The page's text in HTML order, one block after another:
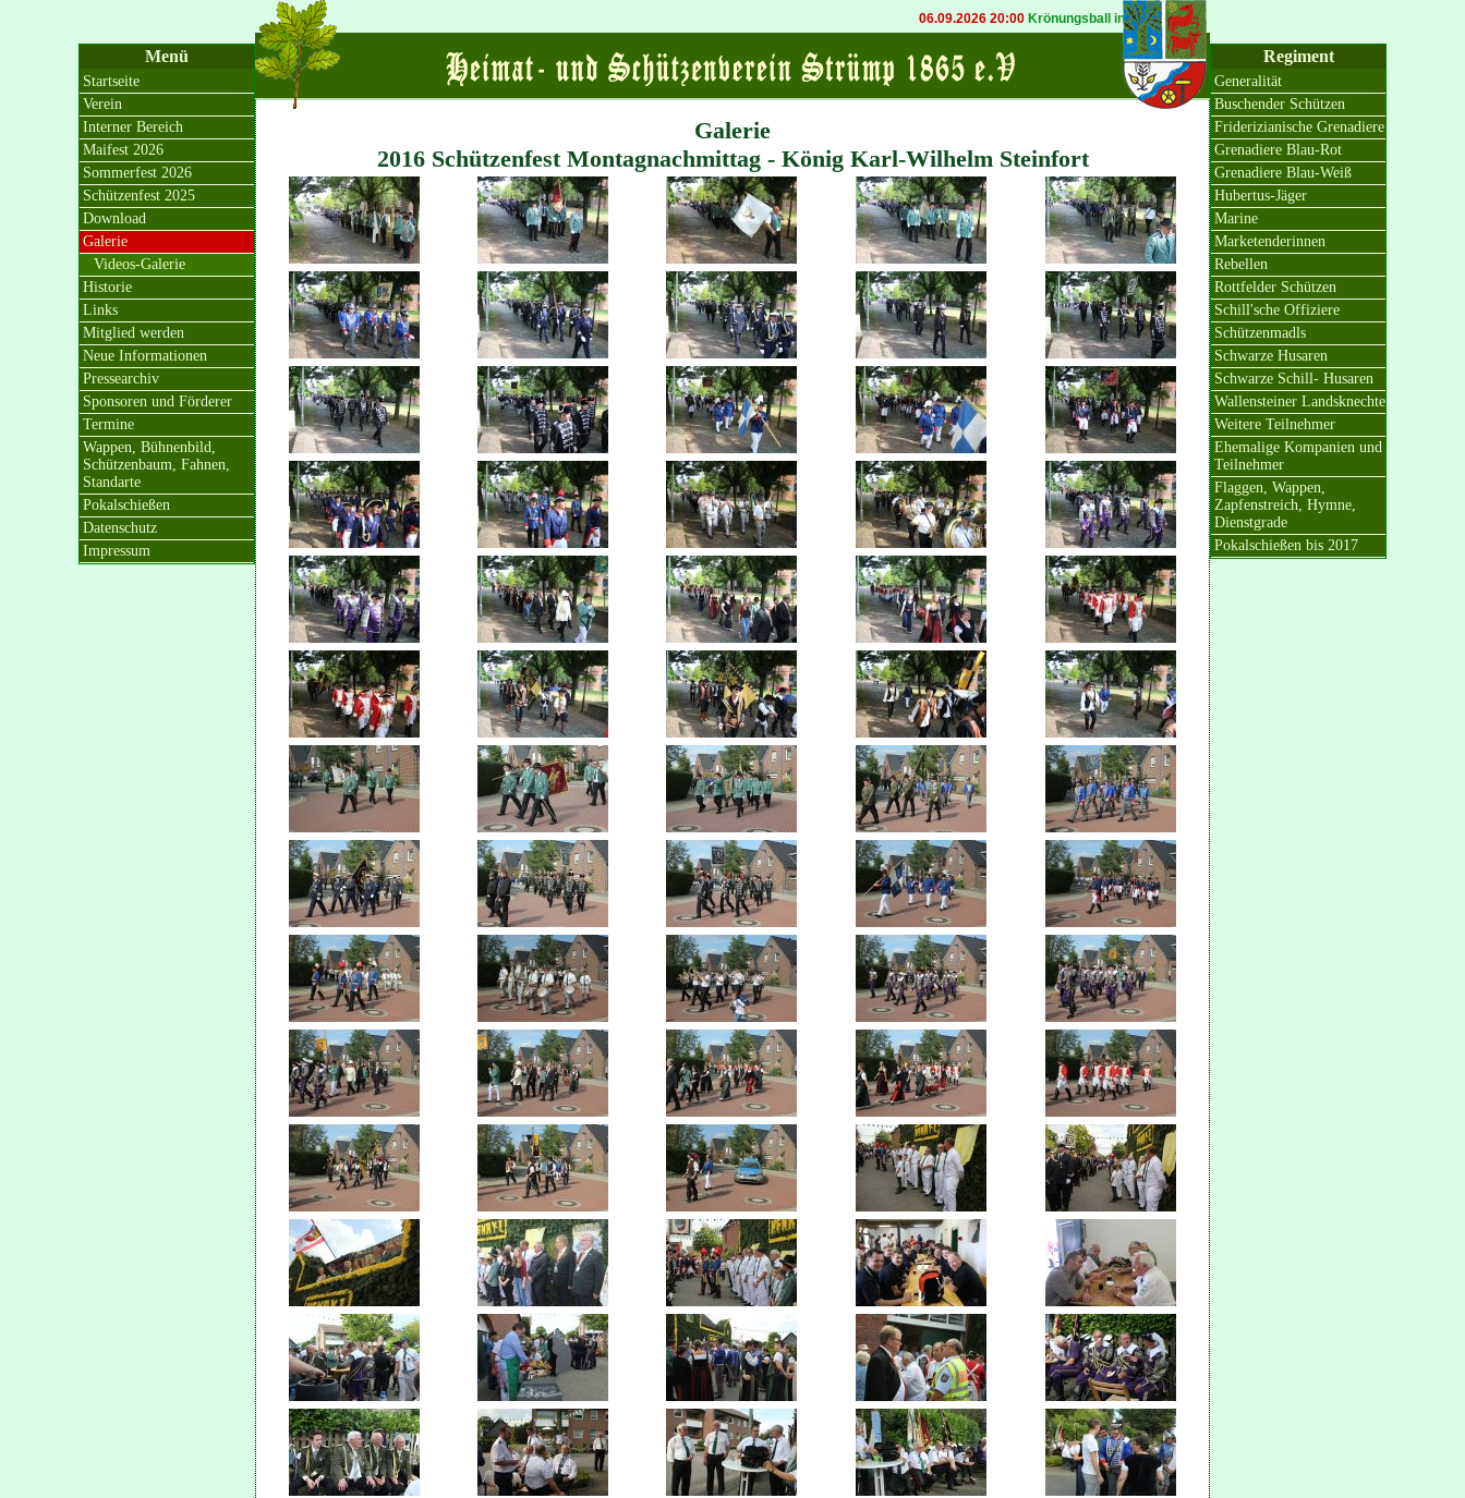
06.09.2026 20:00 Krönungsball in Bösinghoven 20.09.2026 19:30
Galerie
2016 Schützenfest Montagnachmittag - König Karl-Wilhelm Steinfort
Menü
Startseite
Verein
Interner Bereich
Maifest 2026
Sommerfest 2026
Schützenfest 2025
Download
Galerie
Videos-Galerie
Historie
Links
Mitglied werden
Neue Informationen
Pressearchiv
Sponsoren und Förderer
Termine
Wappen, Bühnenbild,
Schützenbaum, Fahnen,
Standarte
Pokalschießen
Datenschutz
Impressum
Regiment
Generalität
Buschender Schützen
Friderizianische Grenadiere
Grenadiere Blau-Rot
Grenadiere Blau-Weiß
Hubertus-Jäger
Marine
Marketenderinnen
Rebellen
Rottfelder Schützen
Schill'sche Offiziere
Schützenmadls
Schwarze Husaren
Schwarze Schill- Husaren
Wallensteiner Landsknechte
Weitere Teilnehmer
Ehemalige Kompanien und
Teilnehmer
Flaggen, Wappen,
Zapfenstreich, Hymne,
Dienstgrade
Pokalschießen bis 2017